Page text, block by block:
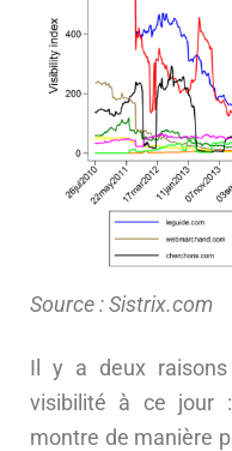
Source : Sistrix.com
Il y a deux
visibilité à ce jour
montre de manière